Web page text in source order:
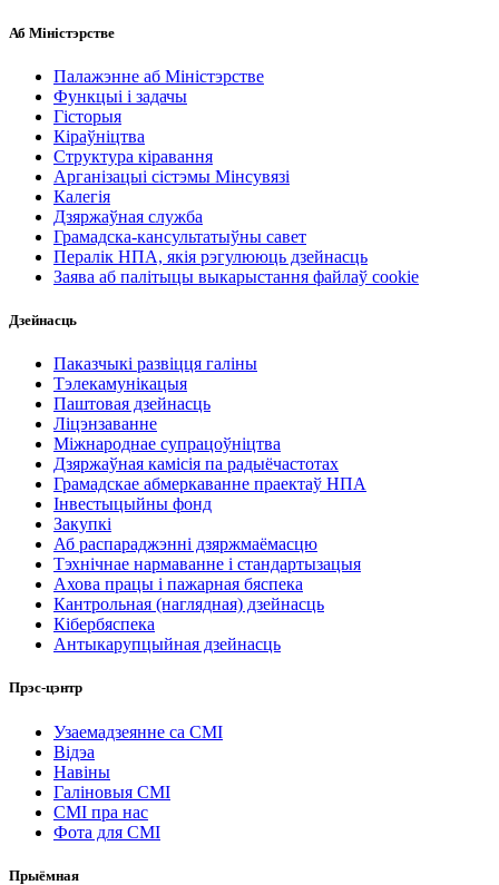
Аб Міністэрстве
Палажэнне аб Міністэрстве
Функцыі і задачы
Гісторыя
Кіраўніцтва
Структура кіравання
Арганізацыі сістэмы Мінсувязі
Калегія
Дзяржаўная служба
Грамадска-кансультатыўны савет
Пералік НПА, якія рэгулююць дзейнасць
Заява аб палітыцы выкарыстання файлаў cookie
Дзейнасць
Паказчыкі развіцця галіны
Тэлекамунікацыя
Паштовая дзейнасць
Ліцэнзаванне
Міжнароднае супрацоўніцтва
Дзяржаўная камісія па радыёчастотах
Грамадскае абмеркаванне праектаў НПА
Інвестыцыйны фонд
Закупкі
Аб распараджэнні дзяржмаёмасцю
Тэхнічнае нармаванне і стандартызацыя
Ахова працы і пажарная бяспека
Кантрольная (наглядная) дзейнасць
Кібербяспека
Антыкарупцыйная дзейнасць
Прэс-цэнтр
Узаемадзеянне са СМІ
Відэа
Навіны
Галіновыя СМІ
СМІ пра нас
Фота для СМІ
Прыёмная